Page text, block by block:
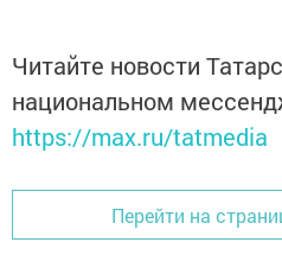
Читайте новости
национальном
https://max.ru/tatmedia
Перейти на